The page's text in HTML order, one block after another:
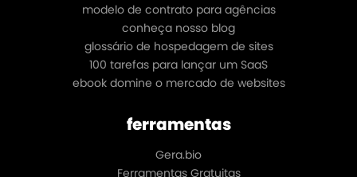
modelo de contrato para agências
conheça nosso blog
glossário de hospedagem de sites
100 tarefas para lançar um SaaS
ebook domine o mercado de websites
ferramentas
Gera.bio
Ferramentas Gratuitas